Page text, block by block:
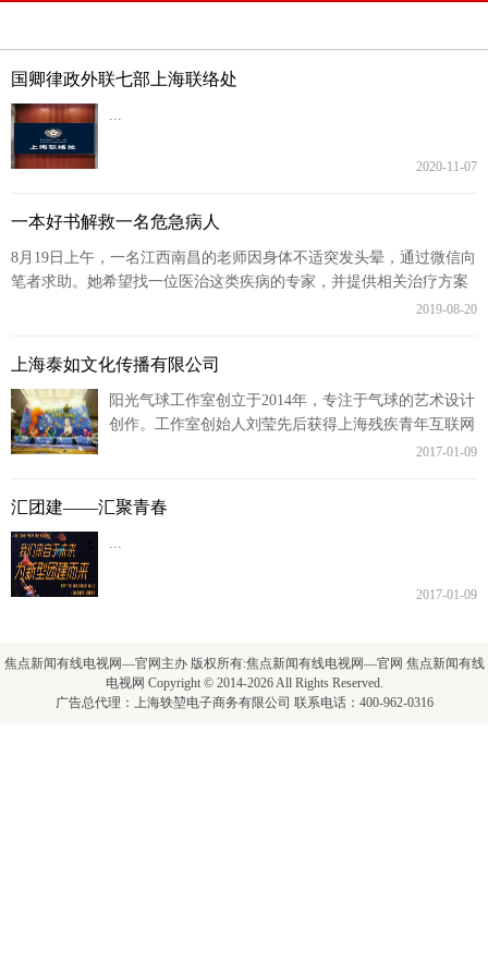
国卿律政外联七部上海联络处
...
2020-11-07
一本好书解救一名危急病人
8月19日上午，一名江西南昌的老师因身体不适突发头晕，通过微信向
笔者求助。她希望找一位医治这类疾病的专家，并提供相关治疗方案
2019-08-20
上海泰如文化传播有限公司
阳光气球工作室创立于2014年，专注于气球的艺术设计
创作。工作室创始人刘莹先后获得上海残疾青年互联网
创业比赛第二名、上海残疾人创业创刻比赛第三名、黄
2017-01-09
汇团建——汇聚青春
...
2017-01-09
焦点新闻有线电视网—官网主办 版权所有:焦点新闻有线电视网—官网 焦点新闻有线
电视网 Copyright © 2014-2026 All Rights Reserved.
广告总代理：上海轶堃电子商务有限公司 联系电话：400-962-0316